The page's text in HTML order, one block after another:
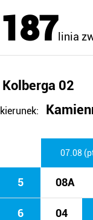
187 linia
Kolberga 02
kierunek:
07.08
5 08A
6 04